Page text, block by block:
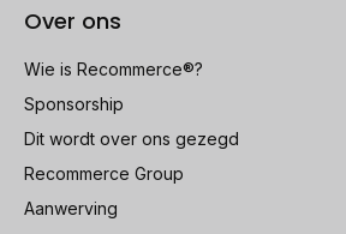
Over ons
Wie is Recommerce®?
Sponsorship
Dit wordt over ons gezegd
Recommerce Group
Aanwerving